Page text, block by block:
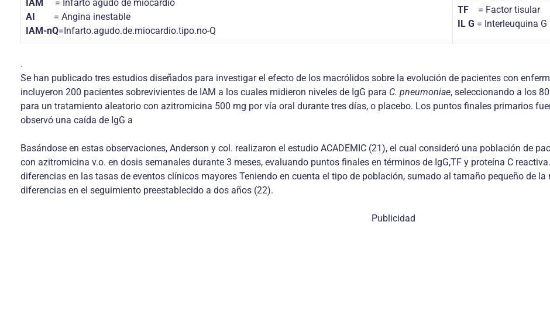
IAM = Infarto agudo de miocardio
AI = Angina inestable
IAM-nQ=Infarto.agudo.de.miocardio.tipo.no-Q
TF = Factor tisular
IL G = Interleuquina G
.
Se han publicado tres estudios diseñados para investigar el efecto de los macrólidos sobre la evolución de pacientes con
incluyeron 200 pacientes sobrevivientes de IAM a los cuales midieron niveles de IgG para C. pneumoniae, seleccionando a los
para un tratamiento aleatorio con azitromicina 500 mg por vía oral durante tres días, o placebo. Los puntos finales primarios
observó una caída de IgG a
Basándose en estas observaciones, Anderson y col. realizaron el estudio ACADEMIC (21), el cual consideró una población de
con azitromicina v.o. en dosis semanales durante 3 meses, evaluando puntos finales en términos de IgG,TF y proteína C
diferencias en las tasas de eventos clínicos mayores Teniendo en cuenta el tipo de población, sumado al tamaño pequeño de la
diferencias en el seguimiento preestablecido a dos años (22).
Publicidad